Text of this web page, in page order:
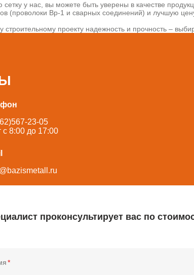
сетку у нас, вы можете быть уверены в качестве
(проволоки Вр-1 и сварных соединений) и лучшую
проекту надежность и прочность –
23-05
с 8:00 до 17:00
проконсультирует вас по